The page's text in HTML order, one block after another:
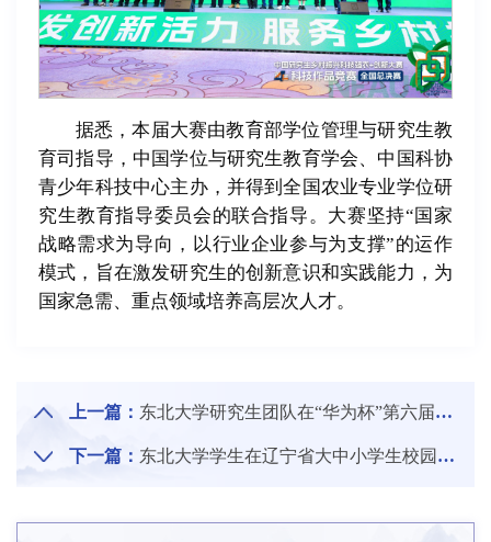
据悉，本届大赛由教育部学位管理与研究生教
育司指导，中国学位与研究生教育学会、中国科协
青少年科技中心主办，并得到全国农业专业学位研
究生教育指导委员会的联合指导。大赛坚持“国家
战略需求为导向，以行业企业参与为支撑”的运作
模式，旨在激发研究生的创新意识和实践能力，为
国家急需、重点领域培养高层次人才。
上一篇： 东北大学研究生团队在“华为杯”第六届中国研究生人工智能创新大赛中荣获二等奖
下一篇： 东北大学学生在辽宁省大中小学生校园歌手大赛中喜获佳绩